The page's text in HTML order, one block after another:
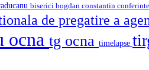
biserici bogdan constantin conferinte
de pregatire a
ocna tg ocna timelapse